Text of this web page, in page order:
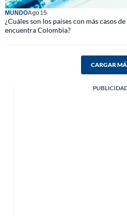
MUNDOAgo 15
¿Cuáles son los países con más casos
encuentra Colombia?
CARGAR